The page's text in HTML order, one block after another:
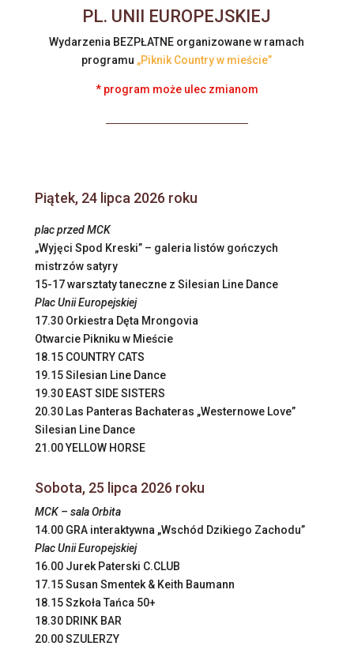
PL. UNII EUROPEJSKIEJ
Wydarzenia BEZPŁATNE organizowane w ramach
programu „Piknik Country w mieście”
* program może ulec zmianom
Piątek, 24 lipca 2026 roku
plac przed MCK
„Wyjęci Spod Kreski” – galeria listów gończych
mistrzów satyry
15-17 warsztaty taneczne z Silesian Line Dance
Plac Unii Europejskiej
17.30 Orkiestra Dęta Mrongovia
Otwarcie Pikniku w Mieście
18.15 COUNTRY CATS
19.15 Silesian Line Dance
19.30 EAST SIDE SISTERS
20.30 Las Panteras Bachateras „Westernowe Love”
Silesian Line Dance
21.00 YELLOW HORSE
Sobota, 25 lipca 2026 roku
MCK – sala Orbita
14.00 GRA interaktywna „Wschód Dzikiego Zachodu”
Plac Unii Europejskiej
16.00 Jurek Paterski C.CLUB
17.15 Susan Smentek & Keith Baumann
18.15 Szkoła Tańca 50+
18.30 DRINK BAR
20.00 SZULERZY